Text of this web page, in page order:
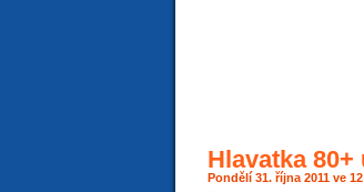
Hlavatka
Pondělí 31. října 2011 ve